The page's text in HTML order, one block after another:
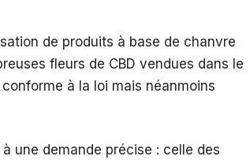
de produits à base de chanvre
fleurs de CBD vendues dans le
à la loi mais néanmoins
une demande précise : celle des